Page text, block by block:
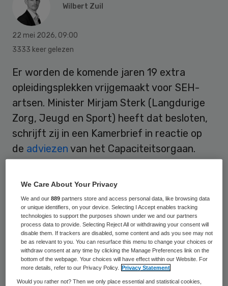
Wilbert Zuil
22 mei 2026, 09:00
3333 keer gelezen
Er worden de komende jaren 19 extra
opleidingsplekken vrijgemaakt voor SEH-
artsen. Minister Mirjam Sterk (Langdurige
Zorg, Jeugd en Sport) heeft dat besloten,
schrijft zij in een Kamerbrief in reactie op
de adviezen van het Capaciteitsorgaan.
We Care About Your Privacy
We and our889 partners store and access personal data, like browsing data
or unique identifiers, on your device. Selecting I Accept enables tracking
technologies to support the purposes shown under we and our partners
process data to provide. Selecting Reject All or withdrawing your consent will
disable them. If trackers are disabled, some content and ads you see may not
be as relevant to you. You can resurface this menu to change your choices or
withdraw consent at any time by clicking the Manage Preferences link on the
bottom of the webpage. Your choices will have effect within our Website. For
more details, refer to our Privacy Policy.
Privacy Statement
Would you rather not? Then we only place essential and statistical cookies,